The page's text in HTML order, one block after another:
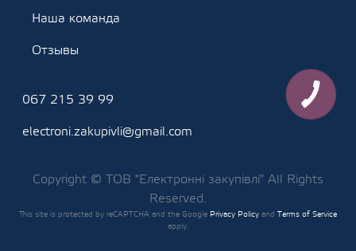
Наша команда
Отзывы
067 215 39 99
electroni.zakupivli@gmail.com
Copyright © ТОВ "Електронні закупівлі" All Rights
Reserved.
This site is protected by reCAPTCHA and the Google Privacy Policy and Terms of Service
apply.